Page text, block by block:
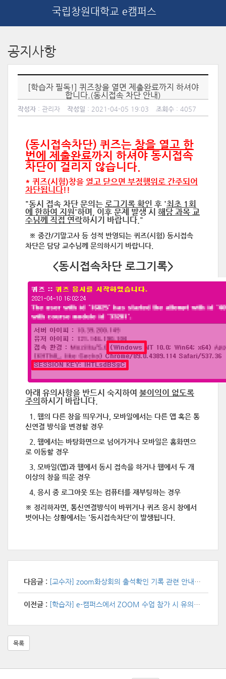
국립창원대학교 e캠퍼스
공지사항
[학습자 필독!] 퀴즈창을 열면 제출완료까지 하셔야
합니다.(동시접속 차단 안내)
작성자 : 관리자 작성일 : 2021-04-05 19:03 조회수 : 4057
(동시접속차단) 퀴즈는 창을 열고 한
번에 제출완료까지 하셔야 동시접속
차단이 걸리지 않습니다.
* 퀴즈(시험)창을 열고 닫으면 부정행위로 간주되어
차단됩니다!!
"동시 접속 차단 문의는 로그기록 확인 후 '최초 1회
에 한하여 지원'하며, 이후 문제 발생 시 해당 과목 교
수님께 직접 연락하시기 바랍니다."
※ 중간/기말고사 등 성적 반영되는 퀴즈(시험) 동시접속
차단은 담당 교수님께 문의하시기 바랍니다.
<동시접속차단 로그기록>
아래 유의사항을 반드시 숙지하여 불이익이 없도록
주의 하시기 바랍니다.
1. 웹의 다른 창을 띄우거나, 모바일에서는 다른 앱 혹은 통
신연결 방식을 변경할 경우
2. 웹에서는 바탕화면으로 넘어가거나 모바일은 홈화면으
로 이동할 경우
3. 모바일(앱)과 웹에서 동시 접속을 하거나 웹에서 두 개
이상의 창을 띄운 경우
4. 응시 중 로그아웃 또는 컴퓨터를 재부팅하는 경우
※ 정리하자면, 통신연결방식이 바뀌거나 퀴즈 응시 창에서
벗어나는 상황에서는 '동시접속차단'이 발생됩니다.
다음글 : [교수자] zoom화상회의 출석확인 기록 관련 안내사항
이전글 : [학습자] e-캠퍼스에서 ZOOM 수업 참가 시 유의사항
목록